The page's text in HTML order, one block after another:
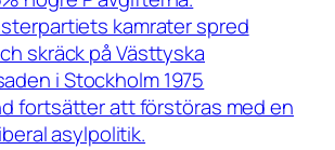
kamrater spred
skräck på Västtyska
i Stockholm 1975
fortsätter att förstöras med en
asylpolitik.